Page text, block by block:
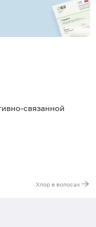
связанной
Хлор в волосах